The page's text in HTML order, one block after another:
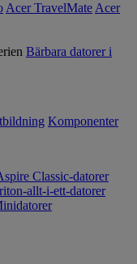
Acer TravelMate Acer
Bärbara datorer i
Komponenter
Classic-datorer
allt-i-ett-datorer